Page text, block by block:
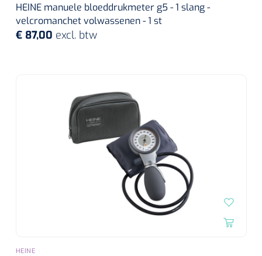
HEINE manuele bloeddrukmeter g5 - 1 slang -
velcromanchet volwassenen - 1 st
€ 87,00 excl. btw
HEINE